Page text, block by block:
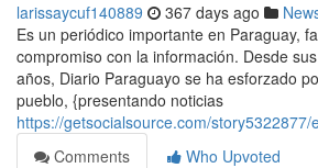
larissaycuf140889 367 days ago
Es un periódico importante en Paraguay,
compromiso con la información. Desde
años, Diario Paraguayo se ha esforzado
pueblo, {presentando noticias
https://getsocialsource.com/
Comments
Who Upvoted